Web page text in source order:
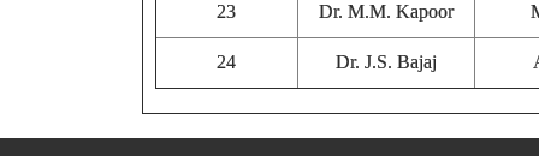
23 Dr. M.M. Kapoor
24 Dr. J.S. Bajaj